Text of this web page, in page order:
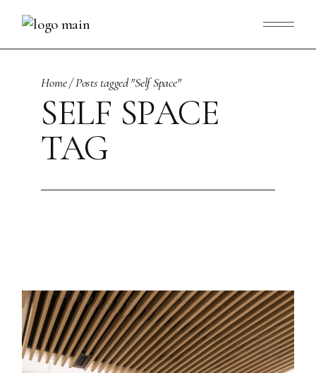
content
Home Posts tagged "Self Space"
SELF SPACE
TAG